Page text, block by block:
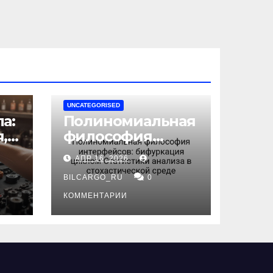
UNCATEGORISED
Полиномиальная
философия
интерфейсов:
бифуркация
циклом
Статистики
анализа в
среде
АПР 16, 2026
BILCARGO_RU 0
КОММЕНТАРИИ